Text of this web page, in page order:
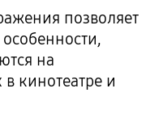
позволяет
на
кинотеатре и